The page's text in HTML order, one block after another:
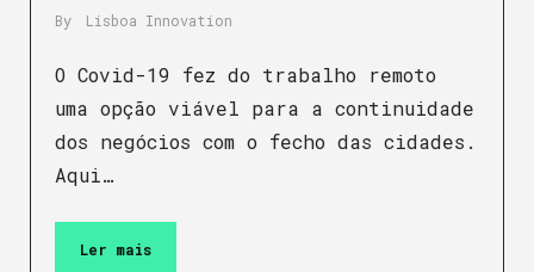
By Lisboa Innovation
O Covid-19 fez do trabalho remoto
uma opção viável para a continuidade
dos negócios com o fecho das cidades.
Aqui…
Ler mais